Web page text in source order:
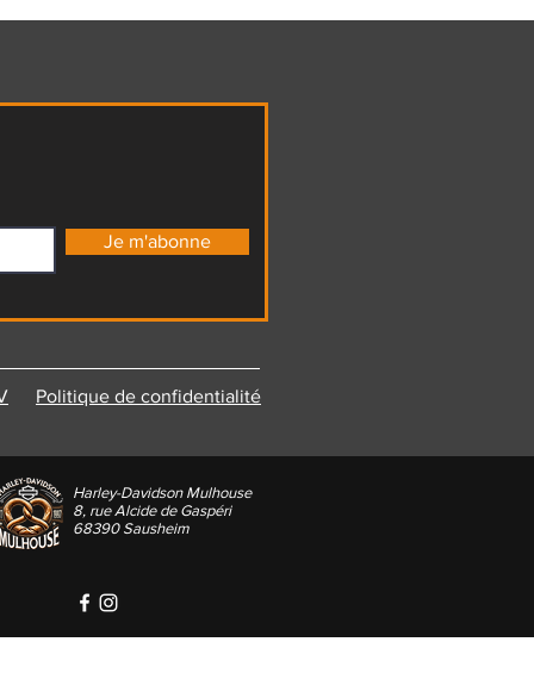
Je m'abonne
Politique de confidentialité
Harley-Davidson Mulhouse
8, rue Alcide de Gaspéri
68390 Sausheim